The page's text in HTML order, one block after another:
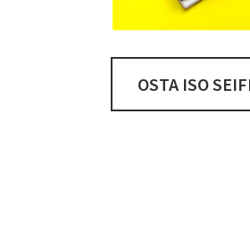
OSTA ISO